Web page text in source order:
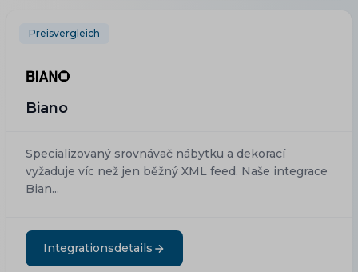
Preisvergleich
Biano
Specializovaný srovnávač nábytku a dekorací
vyžaduje víc než jen běžný XML feed. Naše integrace
Bian...
Integrationsdetails